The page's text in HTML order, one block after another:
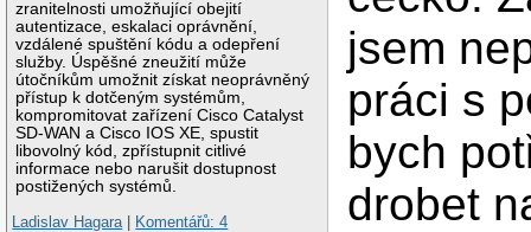
zranitelnosti umožňující obejití
autentizace, eskalaci oprávnění,
vzdálené spuštění kódu a odepření
služby. Úspěšné zneužití může
útočníkům umožnit získat neoprávněný
přístup k dotčeným systémům,
kompromitovat zařízení Cisco Catalyst
SD-WAN a Cisco IOS XE, spustit
libovolný kód, zpřístupnit citlivé
informace nebo narušit dostupnost
postižených systémů.
Ladislav Hagara
Komentářů: 4
jsem
práci s
bych
drobet